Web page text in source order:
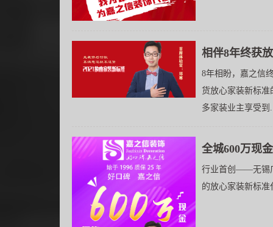
相伴8年终获
8年相盼，嘉之信
货放心家装新标
多家装业主享受到
全城600万现
行业首创——无锡
的放心家装新标